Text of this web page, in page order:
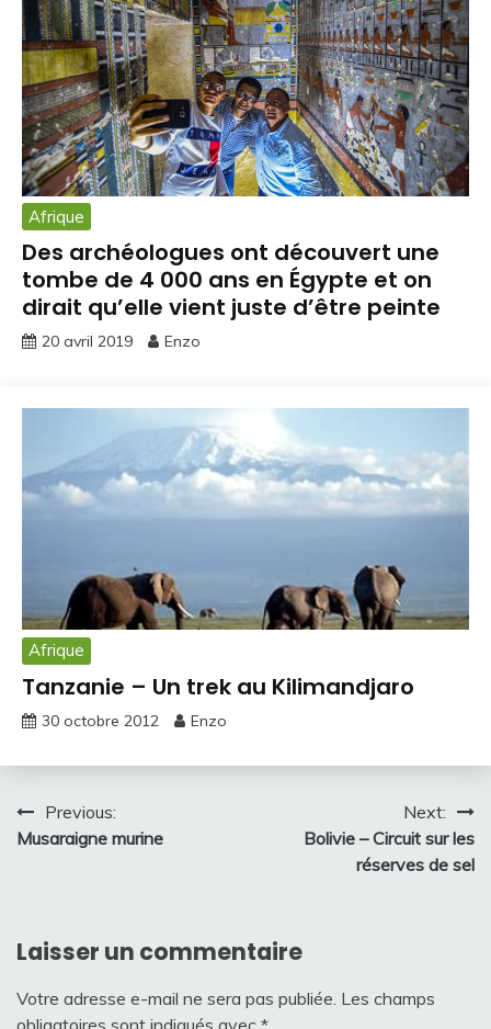
Afrique
Des archéologues ont découvert une
tombe de 4 000 ans en Égypte et on
dirait qu’elle vient juste d’être peinte
20 avril 2019 Enzo
Afrique
Tanzanie – Un trek au Kilimandjaro
30 octobre 2012 Enzo
Navigation
de
Previous:
Musaraigne murine
Next:
Bolivie – Circuit sur les
réserves de sel
Laisser un commentaire
Votre adresse e-mail ne sera pas publiée. Les champs